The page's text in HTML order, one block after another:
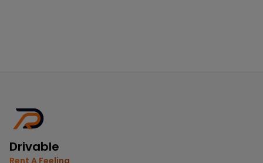
Drivable
Rent A Feeling